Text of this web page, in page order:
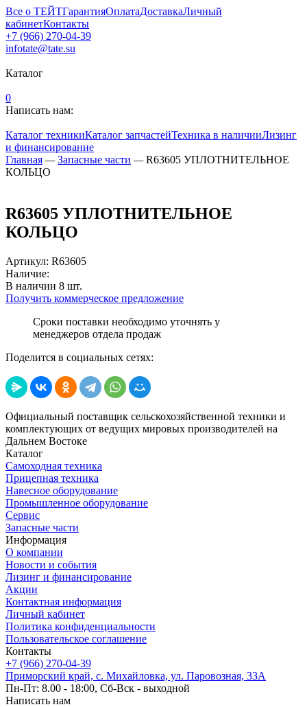
Все о ТЕЙТГарантияОплатаДоставкаЛичный
кабинетКонтакты
+7 (966) 270-04-39
infotate@tate.su
Каталог
0
Написать нам:
Каталог техникиКаталог запчастейТехника в наличииЛизинг
и финансирование
Главная — Запасные части — R63605 УПЛОТНИТЕЛЬНОЕ
КОЛЬЦО
R63605 УПЛОТНИТЕЛЬНОЕ
КОЛЬЦО
Артикул: R63605
Наличие:
В наличии 8 шт.
Получить коммерческое предложение
Сроки поставки необходимо уточнять у
менеджеров отдела продаж
Поделится в социальных сетях:
Официальный поставщик сельскохозяйственной техники и
комплектующих от ведущих мировых производителей на
Дальнем Востоке
Каталог
Самоходная техника
Прицепная техника
Навесное оборудование
Промышленное оборудование
Сервис
Запасные части
Информация
О компании
Новости и события
Лизинг и финансирование
Акции
Контактная информация
Личный кабинет
Политика конфиденциальности
Пользовательское соглашение
Контакты
+7 (966) 270-04-39
Приморский край, с. Михайловка, ул. Паровозная, 33А
Пн-Пт: 8.00 - 18:00, Сб-Вск - выходной
Написать нам